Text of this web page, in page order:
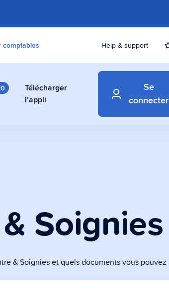
comptables Help & support
Télécharger
l’appli
Se
connecter
Soignies
& Soignies et quels documents vous pouvez